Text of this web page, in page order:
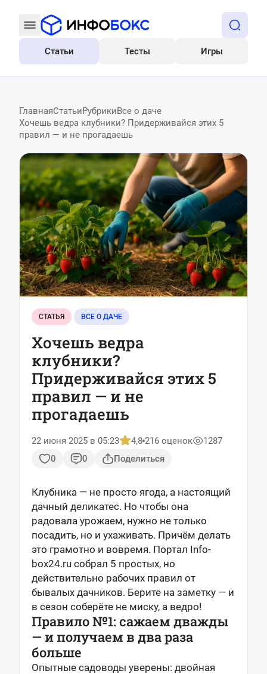
Все
Статьи Тесты Игры
ГлавнаяСтатьиРубрикиВсе о даче
Хочешь ведра клубники? Придерживайся этих 5
правил — и не прогадаешь
СТАТЬЯ ВСЕ О ДАЧЕ
Хочешь ведра
клубники?
Придерживайся этих 5
правил — и не
прогадаешь
22 июня 2025 в 05:23 4,8 216 оценок
1287
0
0 Поделиться
Клубника — не просто ягода, а настоящий
дачный деликатес. Но чтобы она
радовала урожаем, нужно не только
посадить, но и ухаживать. Причём делать
это грамотно и вовремя. Портал Info-
box24.ru собрал 5 простых, но
действительно рабочих правил от
бывалых дачников. Берите на заметку — и
в сезон соберёте не миску, а ведро!
Правило №1: сажаем дважды
— и получаем в два раза
больше
Опытные садоводы уверены: двойная